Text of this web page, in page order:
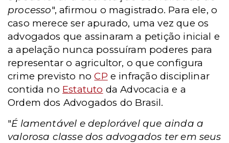
processo", afirmou o magistrado. Para ele, o
caso merece ser apurado, uma vez que os
advogados que assinaram a petição inicial e
a apelação nunca possuíram poderes para
representar o agricultor, o que configura
crime previsto noCP e infração disciplinar
contida no Estatuto da Advocacia e a
Ordem dos Advogados do Brasil.
"É lamentável e deplorável que ainda a
valorosa classe dos advogados ter em seus